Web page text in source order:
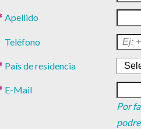
Apellido
Teléfono
País de residencia
E-Mail
Por